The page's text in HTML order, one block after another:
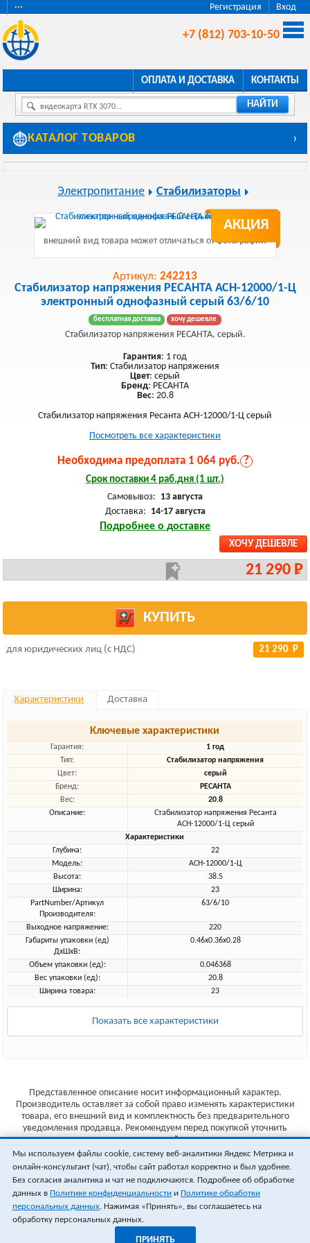
Регистрация Вход
···
+7 (812) 703-10-50
ОПЛАТА И ДОСТАВКА КОНТАКТЫ
видеокарта RTX 3070... НАЙТИ
КАТАЛОГ ТОВАРОВ ›
Электропитание Стабилизаторы
АКЦИЯ
внешний вид товара может отличаться от фотографии
Артикул: 242213
Стабилизатор напряжения РЕСАНТА АСН-12000/1-Ц
электронный однофазный серый 63/6/10
бесплатная доставка хочу дешевле
Стабилизатор напряжения РЕСАНТА, серый.
Гарантия: 1 год
Тип: Стабилизатор напряжения
Цвет: серый
Бренд: РЕСАНТА
Вес: 20.8
Стабилизатор напряжения Ресанта АСН-12000/1-Ц серый
Посмотреть все характеристики
Необходима предоплата 1 064 руб. ?
Срок поставки 4 раб.дня (1 шт.)
Самовывоз: 13 августа
Доставка: 14-17 августа
Подробнее о доставке
ХОЧУ ДЕШЕВЛЕ
21 290 Р
КУПИТЬ
для юридических лиц (с НДС) 21 290 Р
Характеристики Доставка
Ключевые характеристики
Гарантия:
1 год
Тип:
Стабилизатор напряжения
Цвет:
серый
Бренд:
РЕСАНТА
Вес:
20.8
Описание:
Стабилизатор напряжения Ресанта
АСН-12000/1-Ц серый
Характеристики
Глубина:
22
Модель:
АСН-12000/1-Ц
Высота:
38.5
Ширина:
23
PartNumber/Артикул
Производителя:
63/6/10
Выходное напряжение:
220
Габариты упаковки (ед)
ДхШхВ:
0.46x0.36x0.28
Объем упаковки (ед):
0.046368
Вес упаковки (ед):
20.8
Ширина товара:
23
Показать все характеристики
Представленное описание носит информационный характер.
Производитель оставляет за собой право изменять характеристики
товара, его внешний вид и комплектность без предварительного
уведомления продавца. Рекомендуем перед покупкой уточнить
характеристики товара на сайте производителя.
Указанные цены не являются публичной офертой (ст.435 ГК РФ).
Стоимость и наличие товара уточняйте у менеджера.
Мы используем файлы cookie, систему веб-аналитики Яндекс Метрика и
онлайн-консультант (чат), чтобы сайт работал корректно и был удобнее.
Без согласия аналитика и чат не подключаются. Подробнее об обработке
данных в Политике конфиденциальности и Политике обработки
персональных данных. Нажимая «Принять», вы соглашаетесь на
обработку персональных данных.
ПРИНЯТЬ